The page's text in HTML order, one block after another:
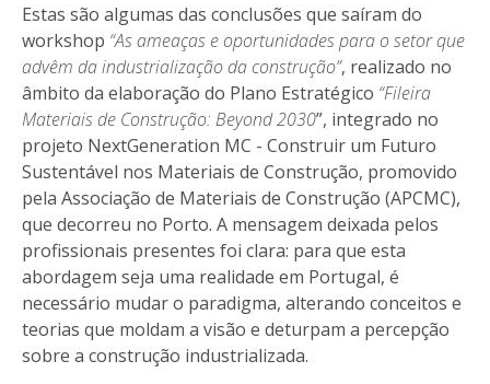
Estas são algumas das conclusões que saíram do
workshop “As ameaças e oportunidades para o setor que
advêm da industrialização da construção”, realizado no
âmbito da elaboração do Plano Estratégico “Fileira
Materiais de Construção: Beyond 2030”, integrado no
projeto NextGeneration MC - Construir um Futuro
Sustentável nos Materiais de Construção, promovido
pela Associação de Materiais de Construção (APCMC),
que decorreu no Porto. A mensagem deixada pelos
profissionais presentes foi clara: para que esta
abordagem seja uma realidade em Portugal, é
necessário mudar o paradigma, alterando conceitos e
teorias que moldam a visão e deturpam a percepção
sobre a construção industrializada.